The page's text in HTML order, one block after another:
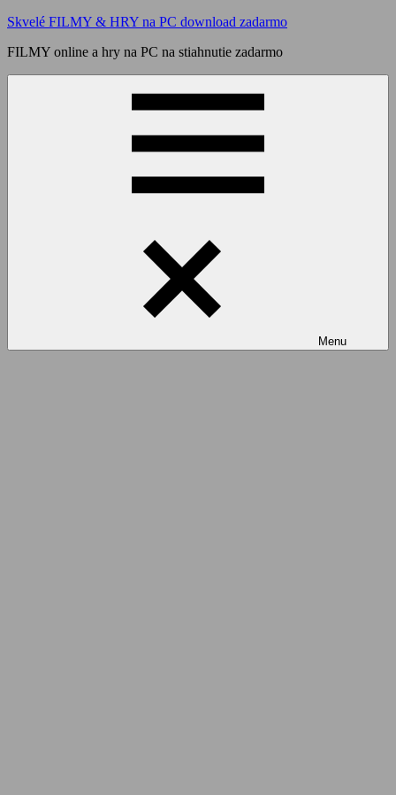
Skip
content
Skvelé FILMY & HRY na PC download zadarmo
FILMY online a hry na PC na stiahnutie zadarmo
Menu